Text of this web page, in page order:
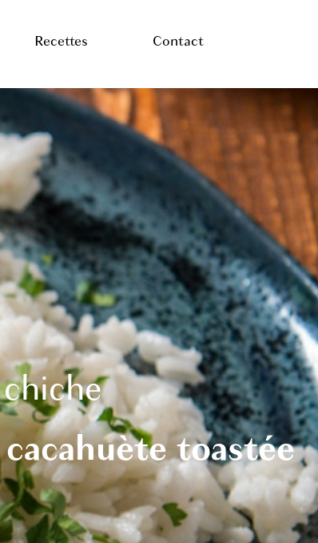
Recettes Contact
chiche
toastée